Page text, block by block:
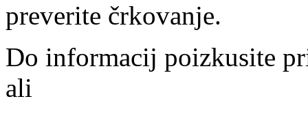
preverite črkovanje.
Do informacij poizkusite
ali